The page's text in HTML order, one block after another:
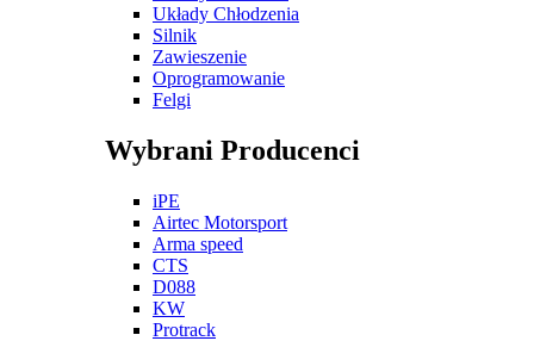
Układy Chłodzenia
Silnik
Zawieszenie
Oprogramowanie
Felgi
Wybrani Producenci
iPE
Airtec Motorsport
Arma speed
CTS
D088
KW
Protrack